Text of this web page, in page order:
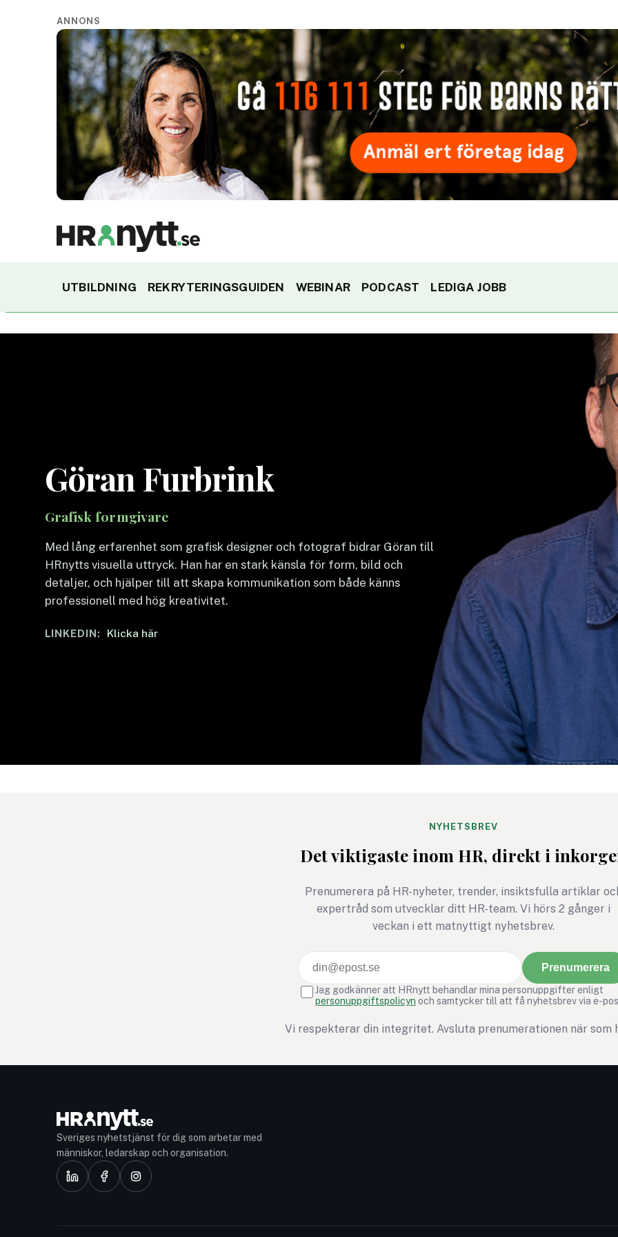
ANNONS
UTBILDNING REKRYTERINGSGUIDEN WEBINAR PODCAST LEDIGA JOBB
Göran Furbrink
Grafisk formgivare
Med lång erfarenhet som grafisk designer och fotograf bidrar Göran till
HRnytts visuella uttryck. Han har en stark känsla för form, bild och
detaljer, och hjälper till att skapa kommunikation som både känns
professionell med hög kreativitet.
LINKEDIN: Klicka här
NYHETSBREV
Det viktigaste inom HR, direkt i
Prenumerera på HR-nyheter, trender, insiktsfulla artiklar
expertråd som utvecklar ditt HR-team. Vi hörs 2 gånger i
veckan i ett matnyttigt nyhetsbrev.
Prenumerera
Jag godkänner att HRnytt behandlar mina personuppgifter enligt
personuppgiftspolicyn och samtycker till att få nyhetsbrev via e-
Vi respekterar din integritet. Avsluta prenumerationen när som
Sveriges nyhetstjänst för dig som arbetar med
människor, ledarskap och organisation.